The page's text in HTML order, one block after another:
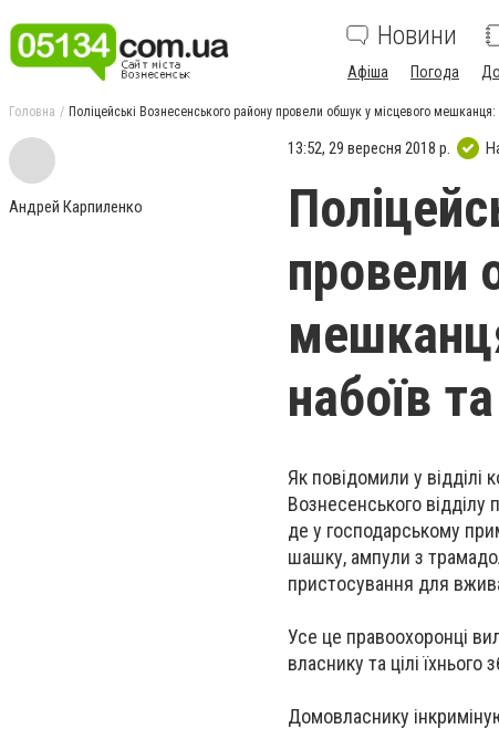
Новини
Афіша Погода
Головна Поліцейські Вознесенського району провели обшук у місцевого мешканця:
Андрей Карпиленко
13:52, 29 вересня 2018 р.
провели
набоїв
Як повідомили у відділі
Вознесенського відділу
де у господарському
шашку, ампули з
пристосування для
Усе це правоохоронці
власнику та цілі
Домовласнику